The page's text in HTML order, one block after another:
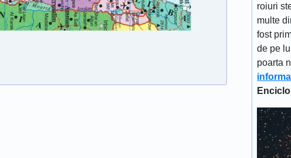
roiuri
multe
fost
de pe
poarta